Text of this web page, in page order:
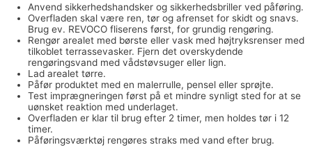
Anvend sikkerhedshandsker og sikkerhedsbriller ved påføring.
Overfladen skal være ren, tør og afrenset for skidt og snavs.
Brug ev. REVOCO fliserens først, for grundig rengøring.
Rengør arealet med børste eller vask med højtryksrenser med
tilkoblet terrassevasker. Fjern det overskydende
rengøringsvand med vådstøvsuger eller lign.
Lad arealet tørre.
Påfør produktet med en malerrulle, pensel eller sprøjte.
Test imprægneringen først på et mindre synligt sted for at se
uønsket reaktion med underlaget.
Overfladen er klar til brug efter 2 timer, men holdes tør i 12
timer.
Påføringsværktøj rengøres straks med vand efter brug.